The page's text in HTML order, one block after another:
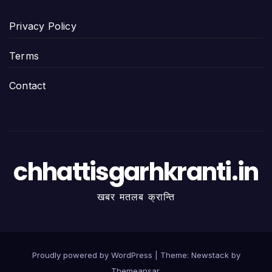
Privacy Policy
Terms
Contact
chhattisgarhkranti.in
खबर मतलब क्रान्ति
Proudly powered by WordPress Theme: Newstackby